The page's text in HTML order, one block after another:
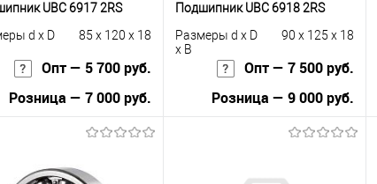
UBC 6917 2RS
d x D
85 x 120 x 18
Опт — 5 700 руб.
Розница — 7 000 руб.
Подшипник UBC 6918 2RS
Размеры d x D
x B
90 x 125 x 18
Опт — 7 500 руб.
Розница — 9 000 руб.